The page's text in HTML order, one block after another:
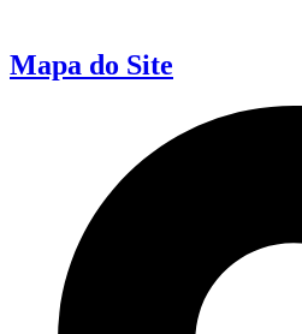
Mapa do Site